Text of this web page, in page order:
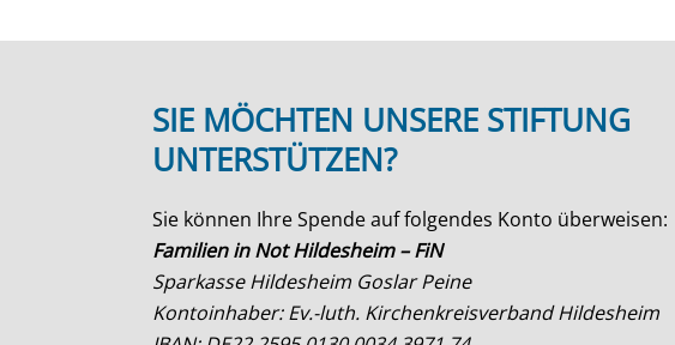
SIE MÖCHTEN UNSERE STIFTUNG
UNTERSTÜTZEN?
Sie können Ihre Spende auf folgendes Konto überweisen:
Familien in Not Hildesheim – FiN
Sparkasse Hildesheim Goslar Peine
Kontoinhaber: Ev.-luth. Kirchenkreisverband Hildesheim